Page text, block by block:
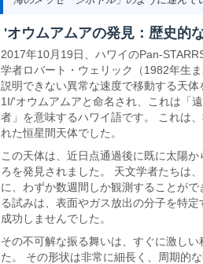
'オウムアムアの発見：歴史的
2017年10月19日、ハワイのPan-
学者ロバート・ウェリック（1982年生
説明できない異常な速度で移動する天
1I/'オウムアムアと命名され、これは「
者」を意味するハワイ語です。 これは
れた恒星間天体でした。
この天体は、近日点通過後に既に太陽
ろを発見されました。 天文学者たちは
に、わずか数週間しか観測することが
る試みは、表面やガス放出の分子を特
成功しませんでした。
その不可解な振る舞いは、すぐに激し
た。 その形状は非常に細長く、周期的